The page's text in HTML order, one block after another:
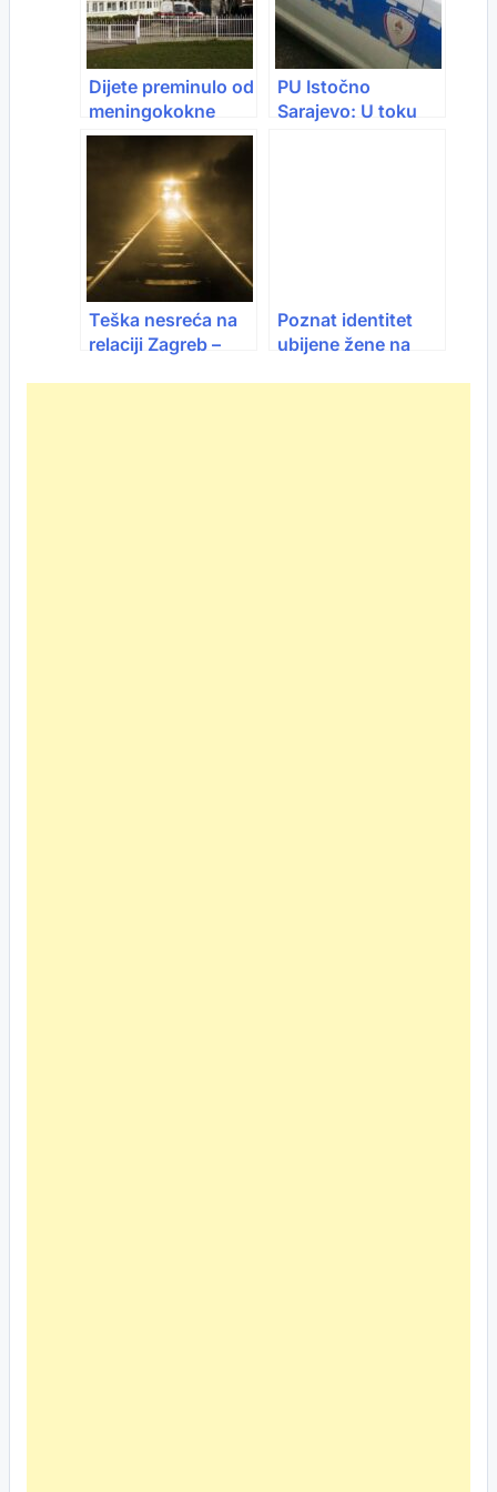
Dijete preminulo od
meningokokne
sepse u Visokom
PU Istočno
Sarajevo: U toku
Teška nesreća na
relaciji Zagreb –
Poznat identitet
ubijene žene na